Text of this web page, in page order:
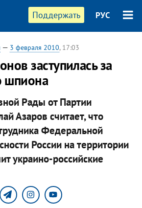
Поддержать РУС
— 3 февраля 2010, 17:03
заступилась за
шпиона
Рады от Партии
Азаров считает, что
Федеральной
России на территории
украино-российские